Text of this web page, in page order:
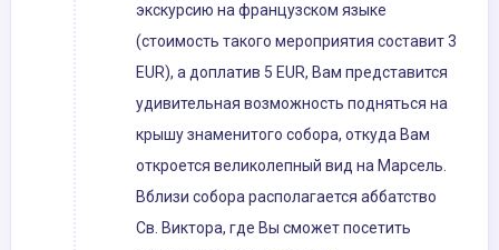
экскурсию на французском языке
(стоимость такого мероприятия составит 3
EUR), а доплатив 5 EUR, Вам представится
удивительная возможность подняться на
крышу знаменитого собора, откуда Вам
откроется великолепный вид на Марсель.
Вблизи собора располагается аббатство
Св. Виктора, где Вы сможет посетить